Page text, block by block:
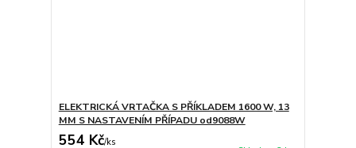
ELEKTRICKÁ VRTAČKA S PŘÍKLADEM 1600 W, 13
MM S NASTAVENÍM PŘÍPADU od9088W
554 Kč/ks